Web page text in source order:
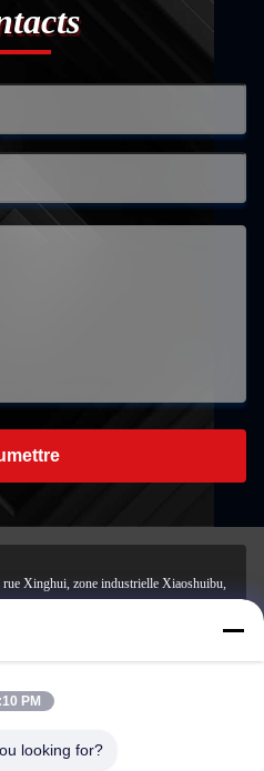
rue Xinghui, zone industrielle Xiaoshuibu,
PM
looking for?